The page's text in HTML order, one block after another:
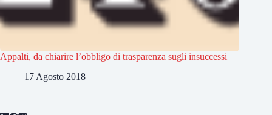
Appalti, da chiarire l’obbligo di trasparenza sugli insuccessi
17 Agosto 2018